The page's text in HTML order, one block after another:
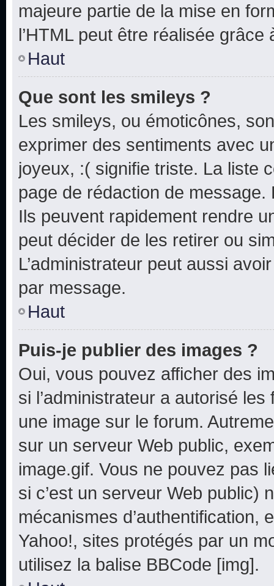
majeure partie de la mise en
l’HTML peut être réalisée grâce
Haut
Que sont les smileys ?
Les smileys, ou émoticônes,
exprimer des sentiments avec
joyeux, :( signifie triste. La liste
page de rédaction de
Ils peuvent rapidement rendre
peut décider de les retirer ou
L’administrateur peut aussi
par message.
Haut
Puis-je publier des images ?
Oui, vous pouvez afficher des
si l’administrateur a autorisé
une image sur le forum.
sur un serveur Web public,
image.gif. Vous ne pouvez pas
si c’est un serveur Web public)
mécanismes d’authentification,
Yahoo!, sites protégés par un
utilisez la balise BBCode [img].